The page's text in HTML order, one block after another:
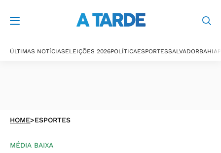
ÚLTIMAS NOTÍCIASELEIÇÕES 2026POLÍTICAESPORTESSALVADORBAHIA
HOME>ESPORTES
MÉDIA BAIXA